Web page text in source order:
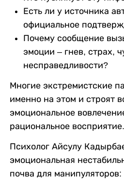
Есть ли у источника
официальное
Почему сообщение
эмоции – гнев, страх,
несправедливости?
Многие экстремистские
именно на этом и строят
эмоциональное
рациональное восприятие.
Психолог Айсулу
эмоциональная
почва для манипуляторов: